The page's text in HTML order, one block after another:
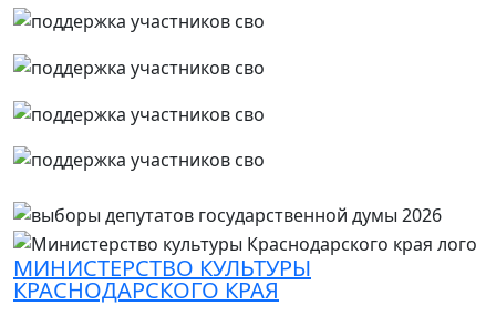
МИНИСТЕРСТВО КУЛЬТУРЫ
КРАСНОДАРСКОГО КРАЯ